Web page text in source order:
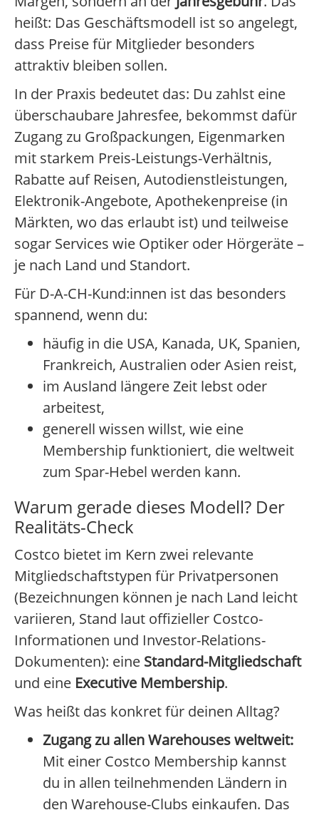
heißt: Das Geschäftsmodell ist so angelegt,
dass Preise für Mitglieder besonders
attraktiv bleiben sollen.
In der Praxis bedeutet das: Du zahlst eine
überschaubare Jahresfee, bekommst dafür
Zugang zu Großpackungen, Eigenmarken
mit starkem Preis-Leistungs-Verhältnis,
Rabatte auf Reisen, Autodienstleistungen,
Elektronik-Angebote, Apothekenpreise (in
Märkten, wo das erlaubt ist) und teilweise
sogar Services wie Optiker oder Hörgeräte –
je nach Land und Standort.
Für D-A-CH-Kund:innen ist das besonders
spannend, wenn du:
häufig in die USA, Kanada, UK, Spanien,
Frankreich, Australien oder Asien reist,
im Ausland längere Zeit lebst oder
arbeitest,
generell wissen willst, wie eine
Membership funktioniert, die weltweit
zum Spar-Hebel werden kann.
Warum gerade dieses Modell? Der
Realitäts-Check
Costco bietet im Kern zwei relevante
Mitgliedschaftstypen für Privatpersonen
(Bezeichnungen können je nach Land leicht
variieren, Stand laut offizieller Costco-
Informationen und Investor-Relations-
Dokumenten): eine Standard-Mitgliedschaft
und eine Executive Membership.
Was heißt das konkret für deinen Alltag?
Zugang zu allen Warehouses weltweit:
Mit einer Costco Membership kannst
du in allen teilnehmenden Ländern in
den Warehouse-Clubs einkaufen. Das